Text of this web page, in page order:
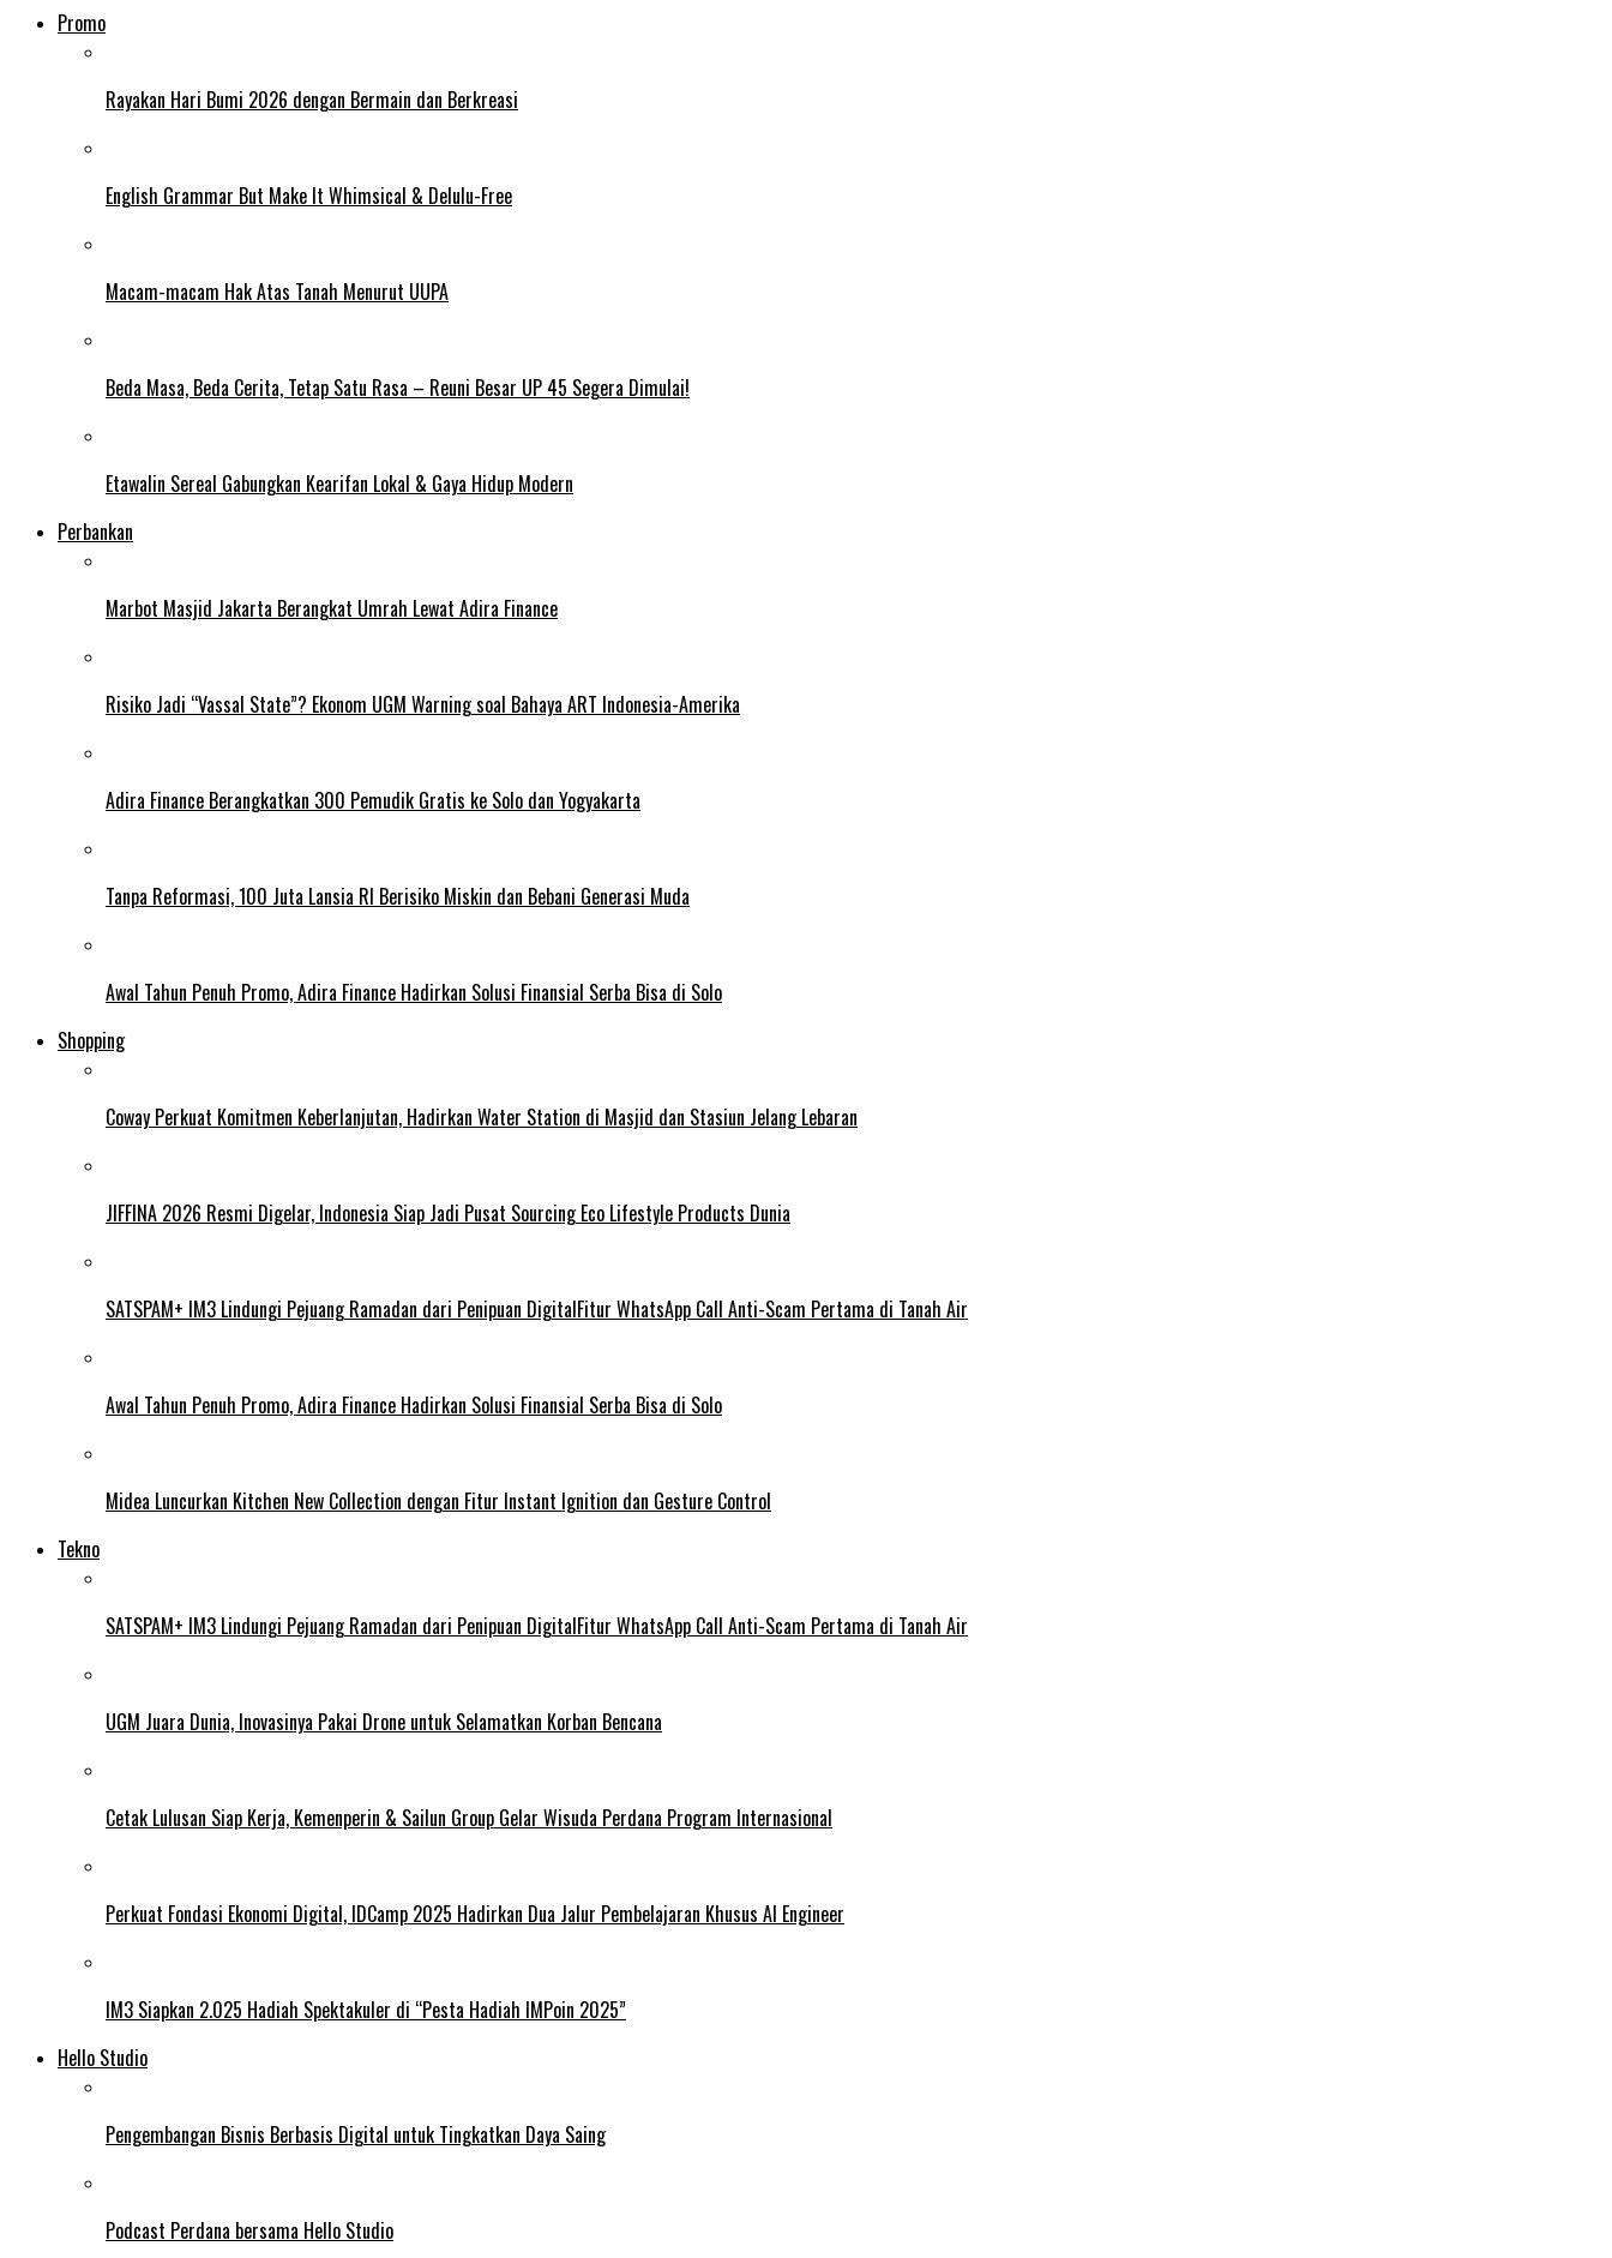
Promo
Rayakan Hari Bumi 2026 dengan Bermain dan Berkreasi
English Grammar But Make It Whimsical & Delulu-Free
Macam-macam Hak Atas Tanah Menurut UUPA
Beda Masa, Beda Cerita, Tetap Satu Rasa – Reuni Besar UP 45 Segera Dimulai!
Etawalin Sereal Gabungkan Kearifan Lokal & Gaya Hidup Modern
Perbankan
Marbot Masjid Jakarta Berangkat Umrah Lewat Adira Finance
Risiko Jadi “Vassal State”? Ekonom UGM Warning soal Bahaya ART Indonesia-Amerika
Adira Finance Berangkatkan 300 Pemudik Gratis ke Solo dan Yogyakarta
Tanpa Reformasi, 100 Juta Lansia RI Berisiko Miskin dan Bebani Generasi Muda
Awal Tahun Penuh Promo, Adira Finance Hadirkan Solusi Finansial Serba Bisa di Solo
Shopping
Coway Perkuat Komitmen Keberlanjutan, Hadirkan Water Station di Masjid dan Stasiun Jelang Lebaran
JIFFINA 2026 Resmi Digelar, Indonesia Siap Jadi Pusat Sourcing Eco Lifestyle Products Dunia
SATSPAM+ IM3 Lindungi Pejuang Ramadan dari Penipuan DigitalFitur WhatsApp Call Anti-Scam Pertama di Tanah Air
Awal Tahun Penuh Promo, Adira Finance Hadirkan Solusi Finansial Serba Bisa di Solo
Midea Luncurkan Kitchen New Collection dengan Fitur Instant Ignition dan Gesture Control
Tekno
SATSPAM+ IM3 Lindungi Pejuang Ramadan dari Penipuan DigitalFitur WhatsApp Call Anti-Scam Pertama di Tanah Air
UGM Juara Dunia, Inovasinya Pakai Drone untuk Selamatkan Korban Bencana
Cetak Lulusan Siap Kerja, Kemenperin & Sailun Group Gelar Wisuda Perdana Program Internasional
Perkuat Fondasi Ekonomi Digital, IDCamp 2025 Hadirkan Dua Jalur Pembelajaran Khusus AI Engineer
IM3 Siapkan 2.025 Hadiah Spektakuler di “Pesta Hadiah IMPoin 2025”
Hello Studio
Pengembangan Bisnis Berbasis Digital untuk Tingkatkan Daya Saing
Podcast Perdana bersama Hello Studio